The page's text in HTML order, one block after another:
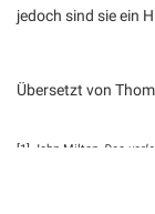
jedoch sind sie ein
Übersetzt von
[1] John Milton, Das